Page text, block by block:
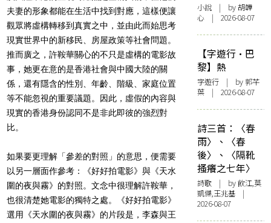
夫妻的形象都能在生活中找到對應，這樣便讓
觀眾將虛構轉移到真實之中，並由此而始思考
現實世界中的新移民、房屋政策等社會問題。
推而廣之，許鞍華關心的不只是虛構的電影故
事，她更在意的是香港社會與中國大陸的關
係，還有隱含的性別、年齡、階級、家庭位置
等不能忽視的重要議題。因此，虛假的內容與
現實的香港身份認同不是非此即彼的強烈對
比。
如果要更理解「參差的對照」的意思，便需要
以另一層面作參考：《好好拍電影》與《天水
圍的夜與霧》的對照。文念中很理解許鞍華，
也很清楚她電影的獨特之處。《好好拍電影》
選用《天水圍的夜與霧》的片段是，李森與王
小說 | by 胡韡
心 | 2026-08-07
【字遊行·巴
黎】熱
字遊行 | by 郭芊
葉 | 2026-08-07
詩三首：〈春
雨〉、〈春
後〉、〈隔靴
搔癢之七年〉
詩歌 | by 飲江,莫
凱傑,王兆基 |
2026-08-07